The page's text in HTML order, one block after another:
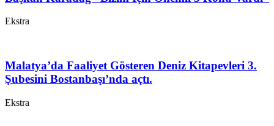
Ekstra
Malatya’da Faaliyet Gösteren Deniz Kitapevleri 3.
Şubesini Bostanbaşı’nda açtı.
Ekstra